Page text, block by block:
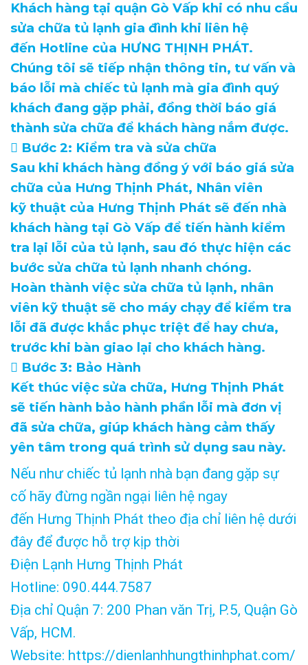
Khách hàng tại quận Gò Vấp khi có nhu cầu
sửa chữa tủ lạnh gia đình khi liên hệ
đến Hotline của HƯNG THỊNH PHÁT.
Chúng tôi sẽ tiếp nhận thông tin, tư vấn và
báo lỗi mà chiếc tủ lạnh mà gia đình quý
khách đang gặp phải, đồng thời báo giá
thành sửa chữa để khách hàng nắm được.
 Bước 2: Kiểm tra và sửa chữa
Sau khi khách hàng đồng ý với báo giá sửa
chữa của Hưng Thịnh Phát, Nhân viên
kỹ thuật của Hưng Thịnh Phát sẽ đến nhà
khách hàng tại Gò Vấp để tiến hành kiểm
tra lại lỗi của tủ lạnh, sau đó thực hiện các
bước sửa chữa tủ lạnh nhanh chóng.
Hoàn thành việc sửa chữa tủ lạnh, nhân
viên kỹ thuật sẽ cho máy chạy để kiểm tra
lỗi đã được khắc phục triệt để hay chưa,
trước khi bàn giao lại cho khách hàng.
 Bước 3: Bảo Hành
Kết thúc việc sửa chữa, Hưng Thịnh Phát
sẽ tiến hành bảo hành phần lỗi mà đơn vị
đã sửa chữa, giúp khách hàng cảm thấy
yên tâm trong quá trình sử dụng sau này.
Nếu như chiếc tủ lạnh nhà bạn đang gặp sự
cố hãy đừng ngần ngại liên hệ ngay
đến Hưng Thịnh Phát theo địa chỉ liên hệ dưới
đây để được hỗ trợ kịp thời
Điện Lạnh Hưng Thịnh Phát
Hotline: 090.444.7587
Địa chỉ Quận 7: 200 Phan văn Trị, P.5, Quận Gò
Vấp, HCM.
Website: https://dienlanhhungthinhphat.com/